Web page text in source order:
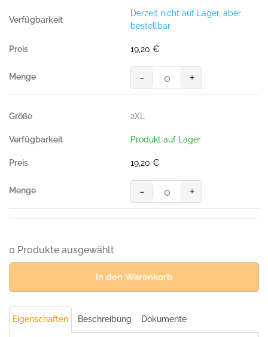
BW/50%
Menge
Derzeit nicht auf Lager, aber
bestellbar
19,20 €
Poloshirt
Performance,
(50%
200g/m²)
- +
2XL
Produkt auf Lager
19,20 €
Poloshirt
Performance,
WEISS
200g/m²)
- +
0 Produkte ausgewählt
in den Warenkorb
Eigenschaften Beschreibung Dokumente